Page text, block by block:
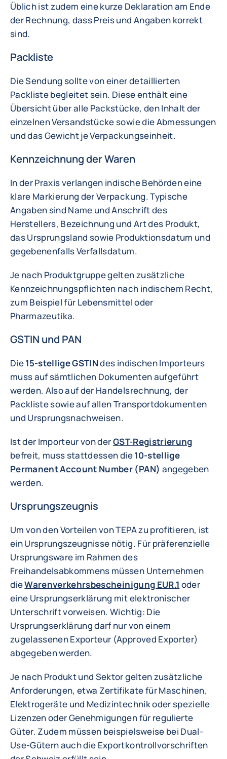
Üblich ist zudem eine kurze Deklaration am Ende
der Rechnung, dass Preis und Angaben korrekt
sind.
Packliste
Die Sendung sollte von einer detaillierten
Packliste begleitet sein. Diese enthält eine
Übersicht über alle Packstücke, den Inhalt der
einzelnen Versandstücke sowie die Abmessungen
und das Gewicht je Verpackungseinheit.
Kennzeichnung der Waren
In der Praxis verlangen indische Behörden eine
klare Markierung der Verpackung. Typische
Angaben sind Name und Anschrift des
Herstellers, Bezeichnung und Art des Produkt,
das Ursprungsland sowie Produktionsdatum und
gegebenenfalls Verfallsdatum.
Je nach Produktgruppe gelten zusätzliche
Kennzeichnungspflichten nach indischem Recht,
zum Beispiel für Lebensmittel oder
Pharmazeutika.
GSTIN und PAN
Die15-stellige GSTINdes indischen Importeurs
muss auf sämtlichen Dokumenten aufgeführt
werden. Also auf der Handelsrechnung, der
Packliste sowie auf allen Transportdokumenten
und Ursprungsnachweisen.
Ist der Importeur von derGST-Registrierung
befreit, muss stattdessen die10-stellige
Permanent Account Number (PAN) angegeben
werden.
Ursprungszeugnis
Um von den Vorteilen von TEPA zu profitieren, ist
ein Ursprungszeugnisse nötig. Für präferenzielle
Ursprungsware im Rahmen des
Freihandelsabkommens müssen Unternehmen
dieWarenverkehrsbescheinigung EUR.1 oder
eine Ursprungserklärung mit elektronischer
Unterschrift vorweisen. Wichtig: Die
Ursprungserklärung darf nur von einem
zugelassenen Exporteur (Approved Exporter)
abgegeben werden.
Je nach Produkt und Sektor gelten zusätzliche
Anforderungen, etwa Zertifikate für Maschinen,
Elektrogeräte und Medizintechnik oder spezielle
Lizenzen oder Genehmigungen für regulierte
Güter. Zudem müssen beispielsweise bei Dual-
Use-Gütern auch die Exportkontrollvorschriften